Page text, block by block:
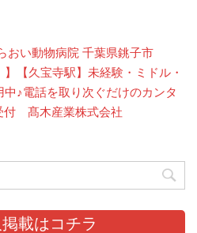
おい動物病院 千葉県銚子市
】【久宝寺駅】未経験・ミドル・
♪電話を取り次ぐだけのカンタ
付 髙木産業株式会社
載はコチラ